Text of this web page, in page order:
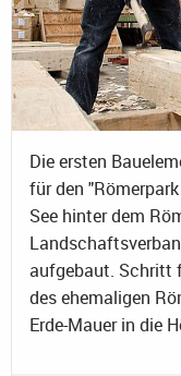
Die ersten
für den
See hinter dem
aufgebaut. Schritt
des ehemaligen
Erde-Mauer in die